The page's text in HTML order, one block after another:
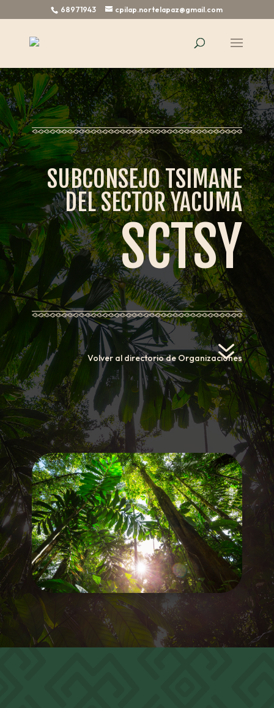
68971943 cpilap.nortelapaz@gmail.com
SUBCONSEJO TSIMANE
DEL SECTOR YACUMA
SCTSY
Volver al directorio de Organizaciones
7